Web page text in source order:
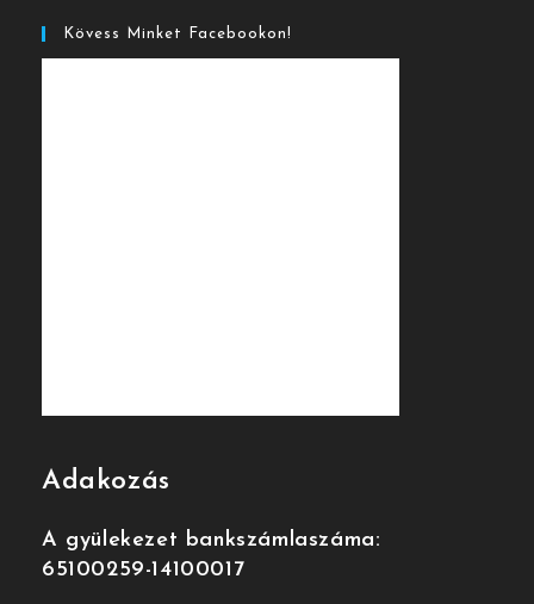
Kövess Minket Facebookon!
Adakozás
A gyülekezet bankszámlaszáma:
65100259-14100017